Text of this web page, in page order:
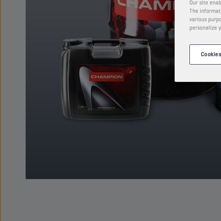
Our site
The
various
personalize